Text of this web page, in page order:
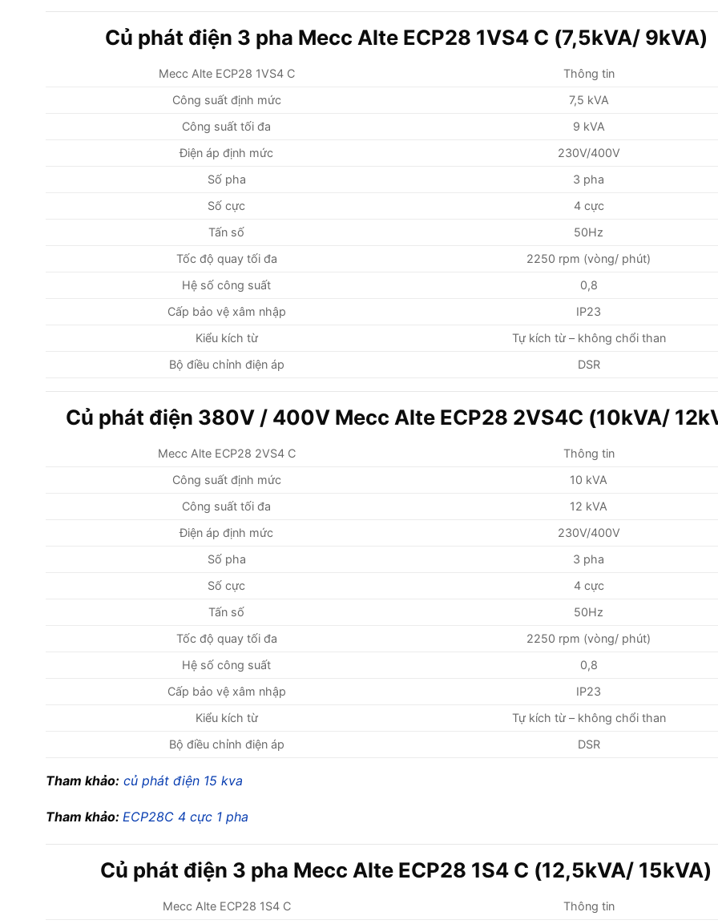
Củ phát điện 3 pha Mecc Alte ECP28 1VS4 C (7,5kVA/ 9kVA)
Mecc Alte ECP28 1VS4 C
Thông tin
Công suất định mức
7,5 kVA
Công suất tối đa
9 kVA
Điện áp định mức
230V/400V
Số pha
3 pha
Số cực
4 cực
Tấn số
50Hz
Tốc độ quay tối đa
2250 rpm (vòng/ phút)
Hệ số công suất
0,8
Cấp bảo vệ xâm nhập
IP23
Kiểu kích từ
Tự kích từ – không chổi than
Bộ điều chỉnh điện áp
DSR
Củ phát điện 380V / 400V Mecc Alte ECP28 2VS4C (10kVA/
Mecc Alte ECP28 2VS4 C
Thông tin
Công suất định mức
10 kVA
Công suất tối đa
12 kVA
Điện áp định mức
230V/400V
Số pha
3 pha
Số cực
4 cực
Tấn số
50Hz
Tốc độ quay tối đa
2250 rpm (vòng/ phút)
Hệ số công suất
0,8
Cấp bảo vệ xâm nhập
IP23
Kiểu kích từ
Tự kích từ – không chổi than
Bộ điều chỉnh điện áp
DSR
Tham khảo: củ phát điện 15 kva
Tham khảo: ECP28C 4 cực 1 pha
Củ phát điện 3 pha Mecc Alte ECP28 1S4 C (12,5kVA/ 15kVA)
Mecc Alte ECP28 1S4 C
Thông tin